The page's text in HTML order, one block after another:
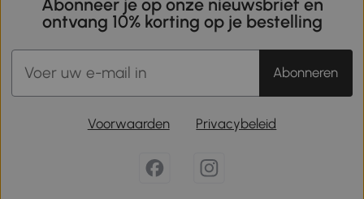
Abonneer je op onze nieuwsbrief en
ontvang 10% korting op je bestelling
Abonneren
Voorwaarden Privacybeleid